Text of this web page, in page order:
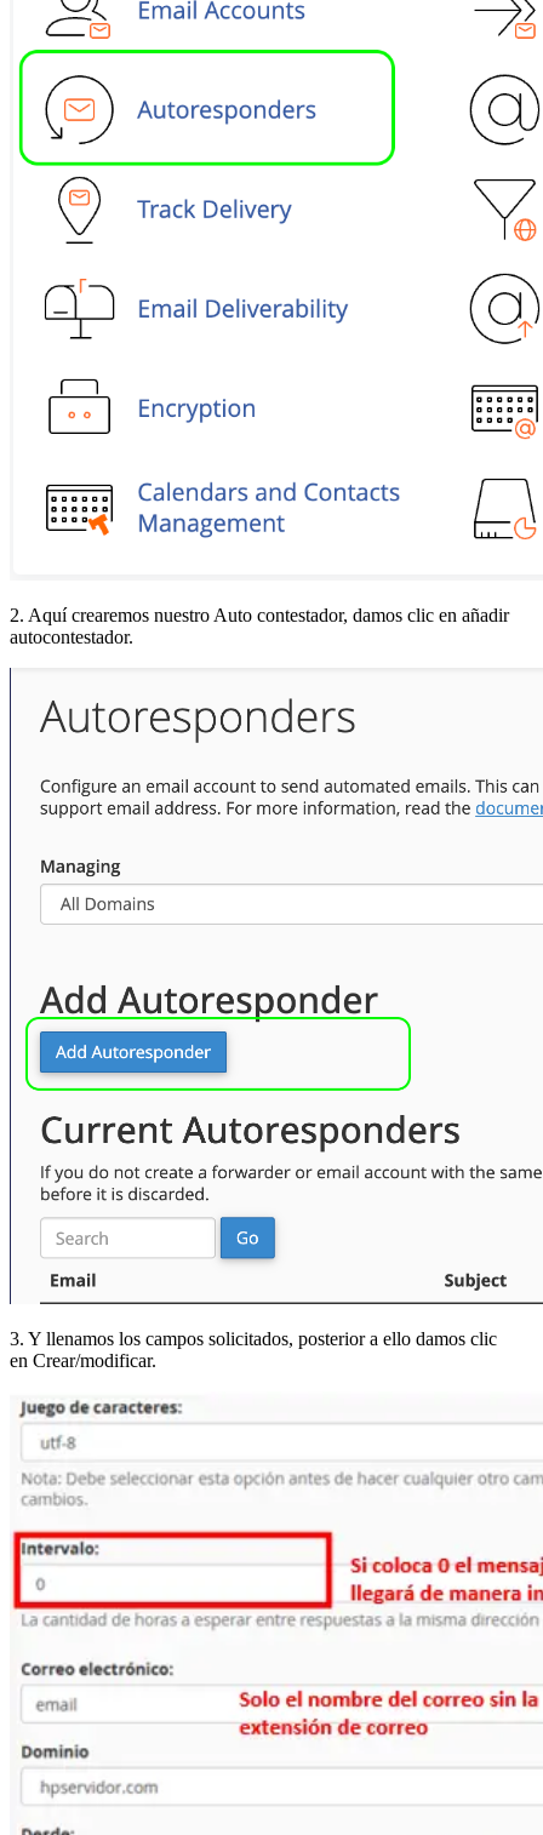
2. Aquí crearemos nuestro Auto contestador, damos clic en añadir
autocontestador.
3. Y llenamos los campos solicitados, posterior a ello damos clic
en Crear/modificar.